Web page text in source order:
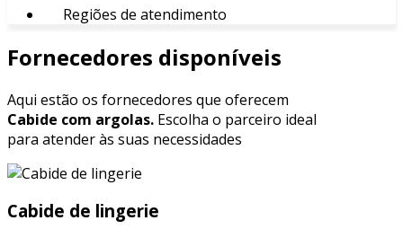
Regiões de atendimento
Fornecedores disponíveis
Aqui estão os fornecedores que oferecem
Cabide com argolas. Escolha o parceiro ideal
para atender às suas necessidades
Cabide de lingerie